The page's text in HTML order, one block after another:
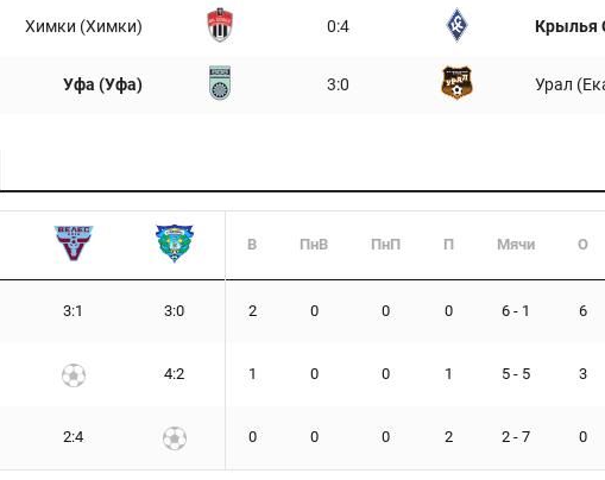
Химки (Химки) 0:4 Крылья
Уфа (Уфа) 3:0 Урал
В ПнВ ПнП П Мячи О
3:1 3:0 2 0 0 0 6 - 1 6
4:2 1 0 0 1 5 - 5 3
2:4 0 0 0 2 2 - 7 0